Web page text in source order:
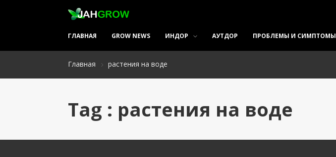
ГЛАВНАЯ GROW NEWS ИНДОР АУТДОР ПРОБЛЕМЫ И СИМПТОМЫ
Главная растения на воде
Tag : растения на воде